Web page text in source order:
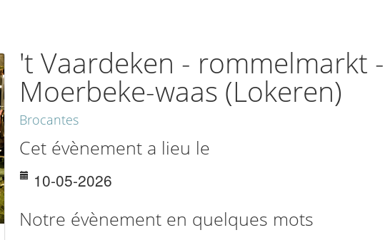
't Vaardeken - rommelmarkt -
Moerbeke-waas (Lokeren)
Brocantes
Cet évènement a lieu le
10-05-2026
Notre évènement en quelques mots